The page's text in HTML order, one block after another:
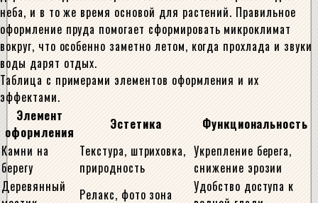
неба, и в то же время основой для растений. Правильное
оформление пруда помогает сформировать микроклимат
вокруг, что особенно заметно летом, когда прохлада и звуки
воды дарят отдых.
Таблица с примерами элементов оформления и их
эффектами.
Элемент
оформления
Эстетика
Функциональность
Камни на
берегу
Текстура, штриховка,
природность
Укрепление берега,
снижение эрозии
Деревянный
Релакс, фото зонa
Удобство доступа к